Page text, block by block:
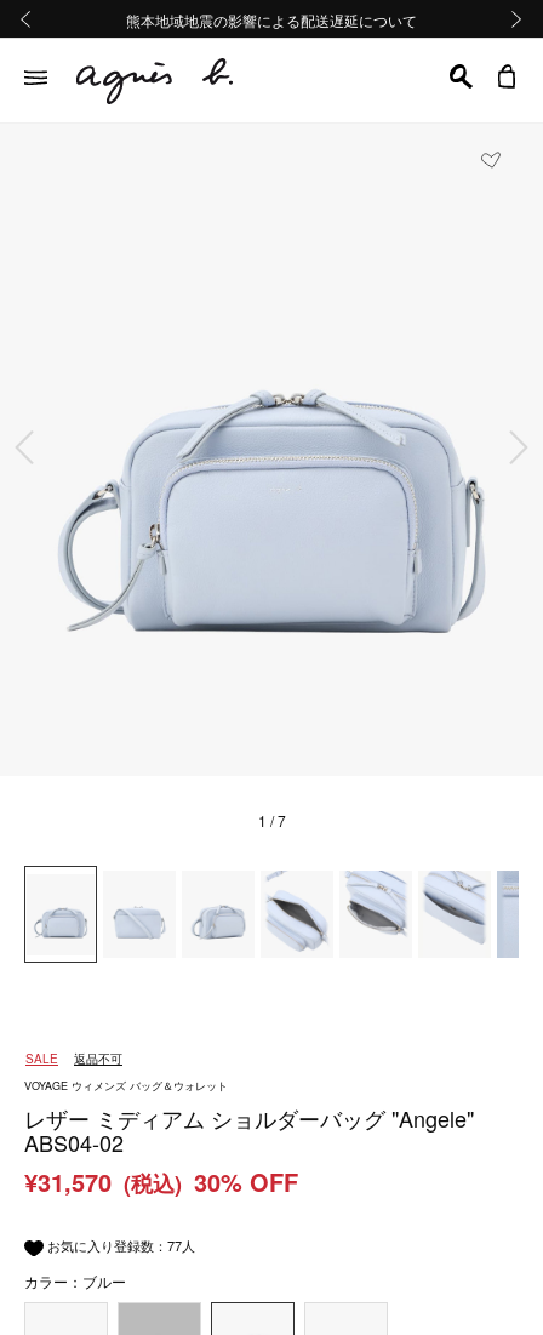
熊本地域地震の影響による配送遅延について
Summer Sale 2buy10%OFF!!
熊本地域地震の影響による配送遅延について
Summer Sale 2buy10%OFF!!
前の画像
1 / 7
SALE 返品不可
VOYAGE ウィメンズ バッグ＆ウォレット
レザー ミディアム ショルダーバッグ "Angele"
ABS04-02
¥31,570 (税込) 30% OFF
お気に入り登録数： 77人
カラー：ブルー